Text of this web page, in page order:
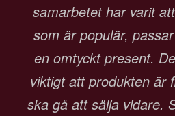
samarbetet har varit
som är populär,
en omtyckt present.
viktigt att produkten är
ska gå att sälja vidare.